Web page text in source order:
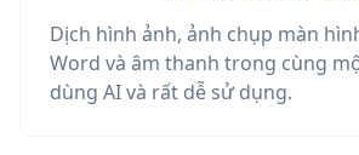
Dịch hình ảnh, ảnh chụp màn
Word và âm thanh trong cùng
dùng AI và rất dễ sử dụng.